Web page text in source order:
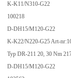
K-K11/N310-G22
100218
D-DH15/M120-G22
K-K22/N220-G25 Art-
Typ DR-211 20, 30 Nm
D-DH15/M120-G22